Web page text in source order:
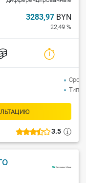
3.5
3283,97 BYN
22,49 %
Срок
Тип